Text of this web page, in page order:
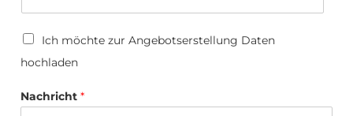
*
F
i
m
U
l
a
d
Ich möchte zur Angebotserstellung Daten
hochladen
Nachricht *